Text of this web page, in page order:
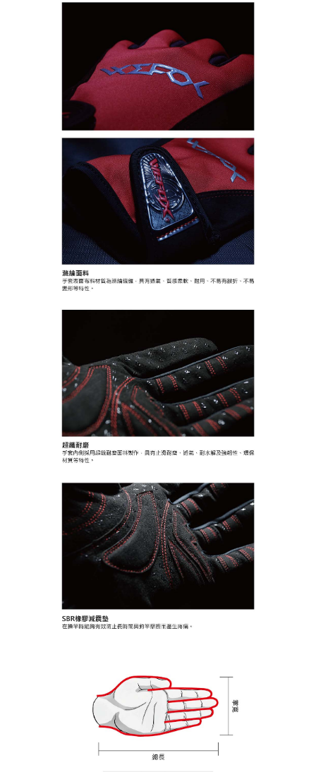
【繳款方式說明】
2.透過簡訊連結打開帳單後，可選擇「超商條碼／台灣大直營門市／銀行轉
帳／街口支付／iPASS MONEY」等通路繳費。
1.本服務係由「台灣大哥大股份有限公司」（以下簡稱本公司）所提供，讓
用戶於交易時，得透過本服務購買商品或服務，並由商店將買賣／分期付款
買賣價金債權讓與本公司後，依約使用本公司帳單繳交帳款。
2.基於同意付款使用「大哥付你分期」之契約關係目的，商店將以您的個人
資料（包含姓名、電話或地址）提供予台灣大哥大進項蒐集、處理及利用，
由本公司與您本人進行分期帳單所需資料之確認、核對及更正。
3.完整用戶服務條款，請詳閱以下連結：https://oppay.tw/userRule
１．於結帳方式選擇「AFTEE先享後付」後，將跳轉至「AFTEE先享後付」
結帳頁面，進行簡訊認證並確認金額後，即可完成結帳。
２．訂單成立數日內，您將收到繳費通知簡訊。
３．收到繳費通知簡訊後14天內，點擊此簡訊中的連結，可透過四大超商／
ATM／網路銀行／等多元方式進行付款，方視為交易完成。
※ 請注意：結帳手續完成當下不需立刻繳費，但若您需要取消訂單，請聯絡
購買商品的店家。未經商家同意取消之訂單仍視為有效，需透過AFTEE先享
※ 交易是否成功請以「AFTEE先享後付 」之結帳頁面顯示為準，若有關於
是否繳費成功／繳費後需取消欲退款等相關疑問，請聯繫「AFTEE先享後付
客戶支援中心」 https://netprotections.freshdesk.com/support/home
１．透過由恩沛科技股份有限公司提供之「AFTEE先享後付」服務完成之交
易，需依本服務之必要範圍內提供個人資料，並將交易相關給付款項請求債
權轉讓予恩沛科技股份有限公司。
２．關於個人資料處理事宜，請瀏覽以下網址：
https://aftee.tw/terms/#terms3
３．未成年的使用者請事先徵得法定代理人或監護人之同意方可使用
「AFTEE先享後付」，若未經同意申辦者引起之損失，本公司不負相關責
５．嚴禁一人註冊多個帳號或使用他人資訊註冊。若發現惡意使用之情形，
恩沛科技股份有限公司將有權停止該用戶之使用額度並採取法律行動。
每筆NT$60，滿NT$1,200(含以上)免運費
每筆NT$60，滿NT$1,200(含以上)免運費
7-11取貨付款
每筆NT$60，滿NT$1,200(含以上)免運費
付款後7-11取貨
每筆NT$60，滿NT$1,200(含以上)免運費
一般宅配（門市自取請勿下單，請聯繫客服）
每筆NT$100，滿NT$2,000(含以上)免運費
離島一般宅配
每筆NT$200，滿NT$2,000(含以上)免運費
國家/地區配送(**下單前請私訊客服確認實際運費(運費另
計)，訂單才得以成立**)